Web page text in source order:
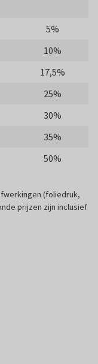
5%
10%
17,5%
25%
30%
35%
50%
(foliedruk,
prijzen zijn inclusief